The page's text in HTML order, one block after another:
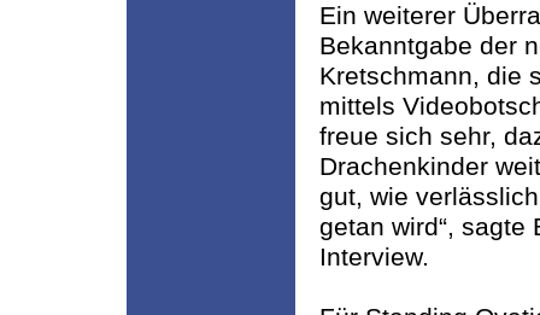
Ein weiterer
Bekanntgabe der
Kretschmann, die
mittels
freue sich sehr,
Drachenkinder
gut, wie
getan wird“, sagte
Interview.